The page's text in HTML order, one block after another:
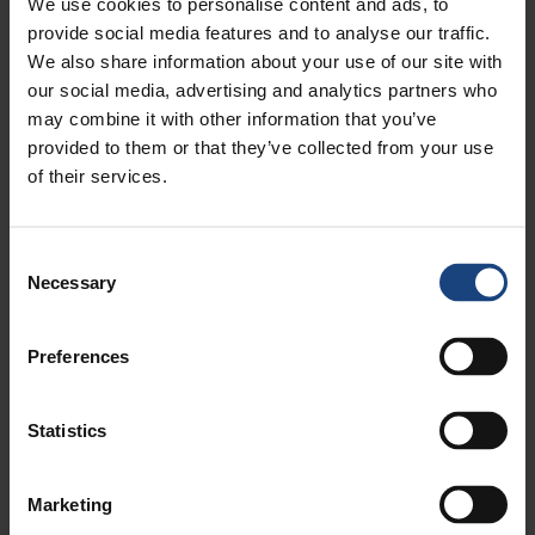
provide social media features and to analyse our traffic.
We also share information about your use of our site with
our social media, advertising and analytics partners who
may combine it with other information that you’ve
provided to them or that they’ve collected from your use
of their services.
Selection
Necessary
Preferences
Statistics
Marketing
Forte de plusieurs dizaines d'années d'expérience,
notre équipe chevronnée s'attaque aux problèmes les
plus courants grâce à une combinaison de
connaissances et de techniques éprouvées. Nous
sommes fiers deproposer des solutions rapides et
efficaces qui réduisent au minimum les temps d'arrêt.